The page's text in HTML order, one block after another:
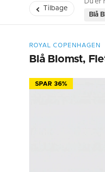
Tilbage
Du er
Blå
ROYAL COPENHAGEN
Blå Blomst,
SPAR 36%